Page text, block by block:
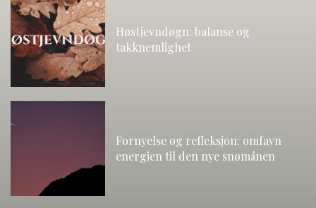
Høstjevndøgn: balanse og
takknemlighet
Fornyelse og refleksjon: omfavn
energien til den nye snømånen